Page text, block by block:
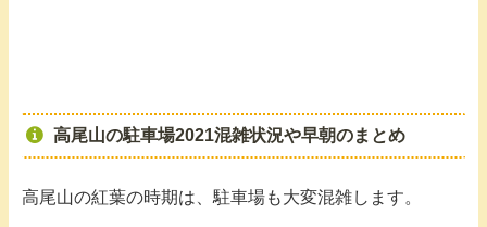
高尾山の駐車場2021混雑状況や早朝のまとめ
高尾山の紅葉の時期は、駐車場も大変混雑します。